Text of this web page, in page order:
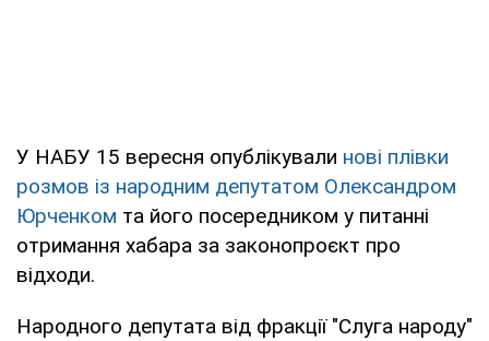
У НАБУ 15 вересня опублікували нові плівки
розмов із народним депутатом Олександром
Юрченком та його посередником у питанні
отримання хабара за законопроєкт про
відходи.
Народного депутата від фракції "Слуга народу"